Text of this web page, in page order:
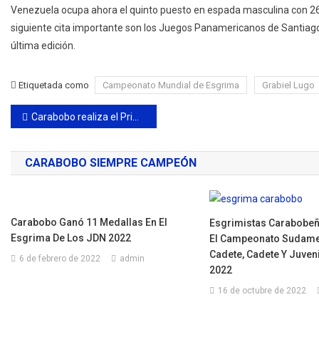
Venezuela ocupa ahora el quinto puesto en espada masculina con
siguiente cita importante son los Juegos Panamericanos de
última edición.
Etiquetada como Campeonato Mundial de Esgrima Grabiel Lugo
Navegación
de
entradas
Carabobo realiza el Primer Congreso Internacional de Alto Rendimiento
CARABOBO SIEMPRE CAMPEÓN
Carabobo Ganó 11 Medallas En El
Esgrima De Los JDN 2022
6 de febrero de 2022 admin
Esgrimistas
El Campeonato
Cadete, Cadete Y
2022
16 de octubre de 2022